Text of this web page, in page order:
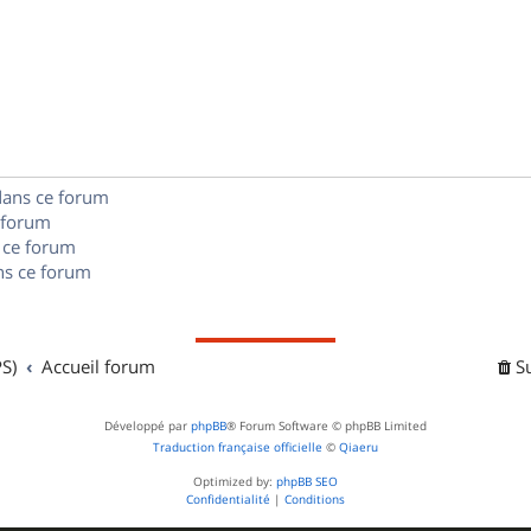
e
ce forum
forum
ce forum
Accueil forum
Développé par phpBB® Forum Software © phpBB Limited
Traduction française officielle © Qiaeru
Optimized by: phpBB SEO
Confidentialité | Conditions